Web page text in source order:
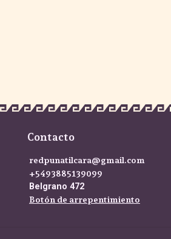
Contacto
redpunatilcara@gmail.com
+5493885139099
Belgrano 472
Botón de arrepentimiento